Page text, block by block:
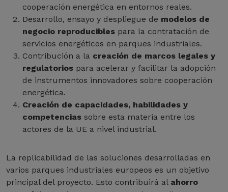
cooperación energética en entornos reales.
Desarrollo, ensayo y despliegue de modelos de
negocio reproducibles para la contratación de
servicios energéticos en parques industriales.
Contribución a la creación de marcos legales y
regulatorios para acelerar y facilitar la adopción
de instrumentos innovadores sobre cooperación
energética.
Creación de capacidades, habilidades y
competencias sobre esta materia entre los
actores de la UE a nivel industrial.
La replicabilidad de las soluciones desarrolladas en
varios parques industriales europeos es un objetivo
principal del proyecto. Esto contribuirá al ahorro